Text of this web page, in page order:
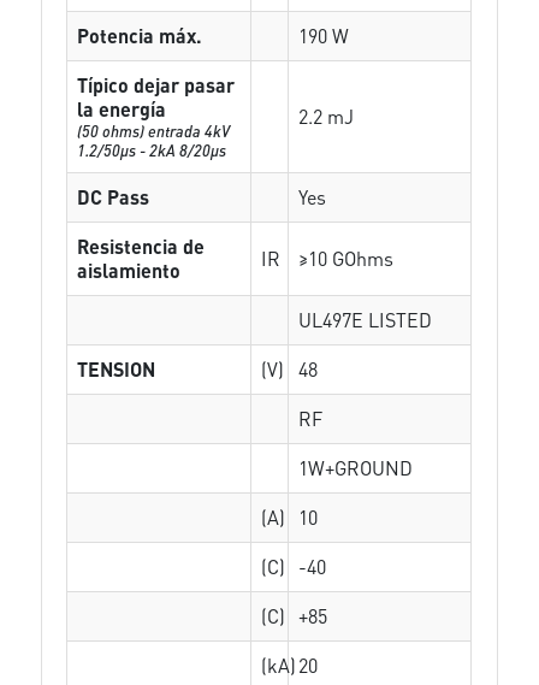
Potencia máx.
190 W
Típico dejar pasar
la energía
(50 ohms) entrada 4kV
1.2/50μs - 2kA 8/20μs
2.2 mJ
DC Pass
Yes
Resistencia de
aislamiento
IR ≥10 GOhms
UL497E LISTED
TENSION
(V)
48
RF
1W+GROUND
(A)
10
(C)
-40
(C) +85
(kA)20